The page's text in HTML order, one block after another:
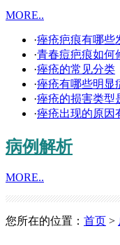
MORE..
·痤疮疤痕有哪些
·青春痘疤痕如何
·痤疮的常见分类
·痤疮有哪些明显
·痤疮的损害类型
·痤疮出现的原因
病例解析
MORE..
您所在的位置： 首页 >